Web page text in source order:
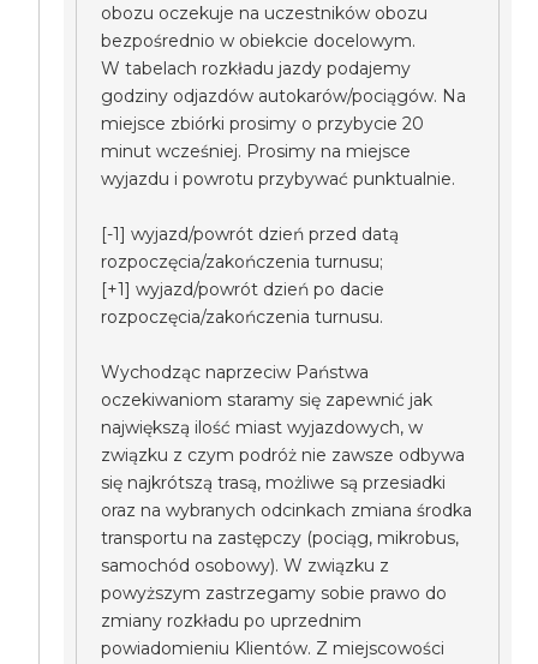
obozu oczekuje na uczestników obozu
bezpośrednio w obiekcie docelowym.
W tabelach rozkładu jazdy podajemy
godziny odjazdów autokarów/pociągów. Na
miejsce zbiórki prosimy o przybycie 20
minut wcześniej. Prosimy na miejsce
wyjazdu i powrotu przybywać punktualnie.
[-1] wyjazd/powrót dzień przed datą
rozpoczęcia/zakończenia turnusu;
[+1] wyjazd/powrót dzień po dacie
rozpoczęcia/zakończenia turnusu.
Wychodząc naprzeciw Państwa
oczekiwaniom staramy się zapewnić jak
największą ilość miast wyjazdowych, w
związku z czym podróż nie zawsze odbywa
się najkrótszą trasą, możliwe są przesiadki
oraz na wybranych odcinkach zmiana środka
transportu na zastępczy (pociąg, mikrobus,
samochód osobowy). W związku z
powyższym zastrzegamy sobie prawo do
zmiany rozkładu po uprzednim
powiadomieniu Klientów. Z miejscowości